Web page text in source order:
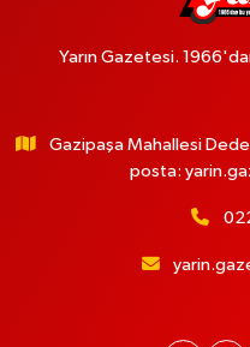
Yarın Gazetesi.
Gazipaşa Mahallesi
posta: